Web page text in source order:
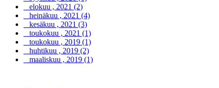
elokuu , 2021 (2)
heinäkuu , 2021 (4)
kesäkuu , 2021 (3)
toukokuu , 2021 (1)
toukokuu , 2019 (1)
huhtikuu , 2019 (2)
maaliskuu , 2019 (1)